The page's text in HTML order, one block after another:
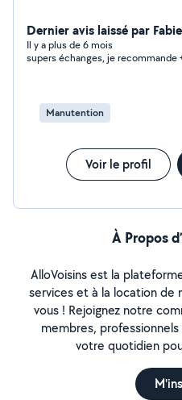
Dernier avis laissé par
Il y a plus de 6 mois
supers échanges, je recommande
Manutention
Voir le profil
À Propos
AlloVoisins est la
services et à la location de
vous ! Rejoignez notre
membres,
votre quotidien